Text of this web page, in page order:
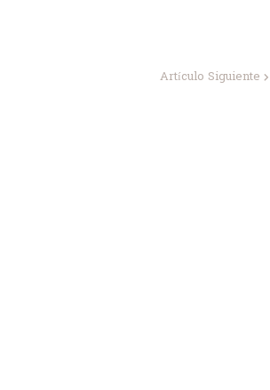
Artículo Siguiente